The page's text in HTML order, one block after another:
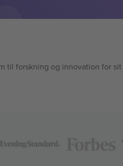
til forskning og innovation for sit